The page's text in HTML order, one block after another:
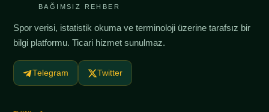
BAĞIMSIZ REHBER
Spor verisi, istatistik okuma ve terminoloji üzerine tarafsız bir
bilgi platformu. Ticari hizmet sunulmaz.
Telegram Twitter